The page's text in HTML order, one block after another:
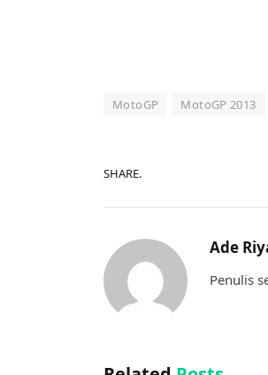
MotoGP MotoGP 2013
SHARE.
Ade
Penulis